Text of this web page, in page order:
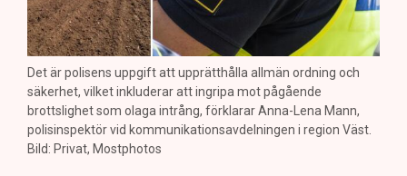
Det är polisens uppgift att upprätthålla allmän ordning och
säkerhet, vilket inkluderar att ingripa mot pågående
brottslighet som olaga intrång, förklarar Anna-Lena Mann,
polisinspektör vid kommunikationsavdelningen i region Väst.
Bild: Privat, Mostphotos